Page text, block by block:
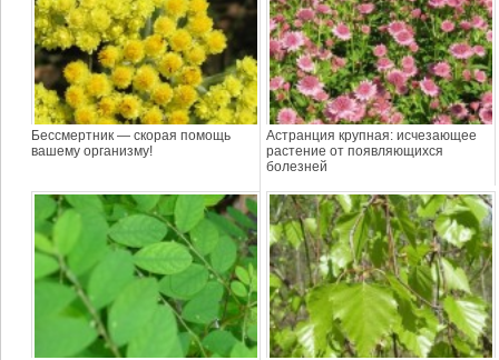
Бессмертник — скорая помощь
вашему организму!
Астранция крупная: исчезающее
растение от появляющихся
болезней